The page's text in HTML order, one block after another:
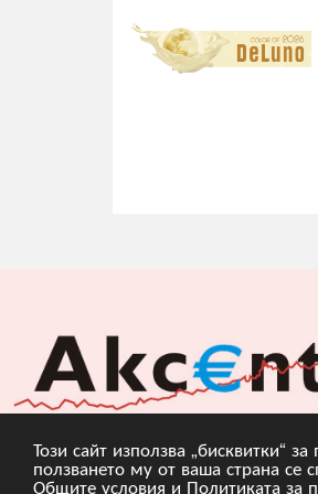
Този сайт използва „бисквитки“
ползването му от ваша страна се
Общите условия и Политиката за